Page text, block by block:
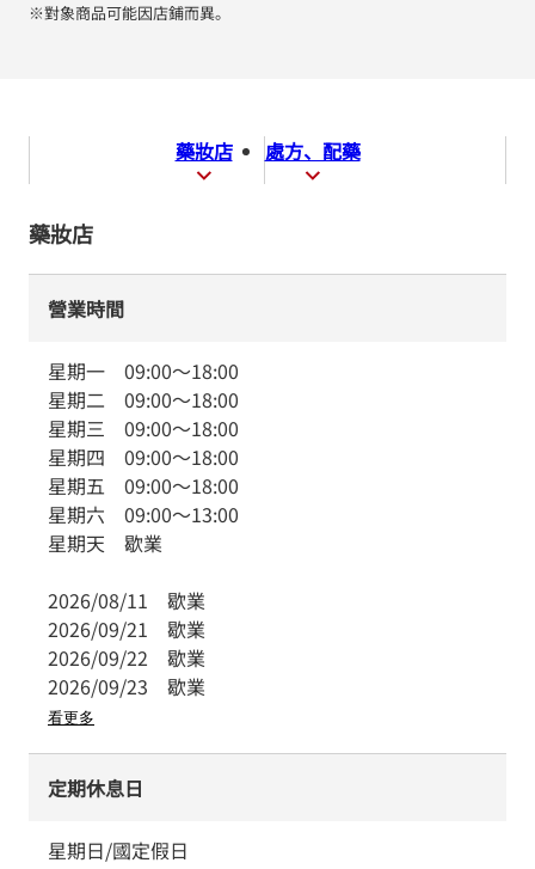
※對象商品可能因店鋪而異。
藥妝店 處方、配藥
藥妝店
營業時間
星期一 09:00～18:00
星期二 09:00～18:00
星期三 09:00～18:00
星期四 09:00～18:00
星期五 09:00～18:00
星期六 09:00～13:00
星期天 歇業
2026/08/11 歇業
2026/09/21 歇業
2026/09/22 歇業
2026/09/23 歇業
看更多
定期休息日
星期日/國定假日